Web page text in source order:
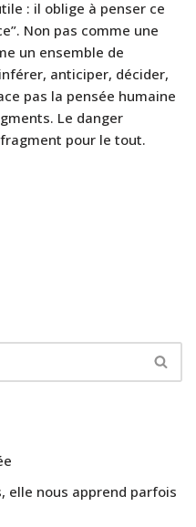
: il oblige à penser ce
Non pas comme une
un ensemble de
anticiper, décider,
pas la pensée humaine
Le danger
pour le tout.
elle nous apprend parfois